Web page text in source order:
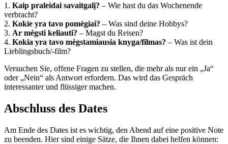
1. Kaip praleidai savaitgalį? – Wie hast du das Wochenende
verbracht?
2. Kokie yra tavo pomėgiai? – Was sind deine Hobbys?
3. Ar mėgsti keliauti? – Magst du Reisen?
4. Kokia yra tavo mėgstamiausia knyga/filmas? – Was ist dein
Lieblingsbuch/-film?
Versuchen Sie, offene Fragen zu stellen, die mehr als nur ein „Ja“
oder „Nein“ als Antwort erfordern. Das wird das Gespräch
interessanter und flüssiger machen.
Abschluss des Dates
Am Ende des Dates ist es wichtig, den Abend auf eine positive Note
zu beenden. Hier sind einige Sätze, die Ihnen dabei helfen können: